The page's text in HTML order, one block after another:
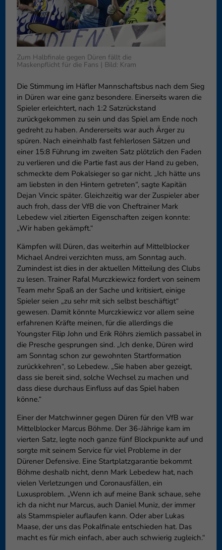
Zum Halbfinale gegen Düren fällt die
Maskenpflicht für die Fans | Bild: Kram
Die Stimmung im Häfler Mannschaftsbus nach dem Sieg
in Düren war eine ganz besondere. Einerseits waren die
Spieler erleichtert, nach 1:2 Satzrückstand
zurückgekommen zu sein und das Spiel am Ende noch
gedreht zu haben. Andererseits war auch Ärger zu
spüren. Nach eineinhalb fast fehlerlosen Sätzen und
einer 15:8 Führung im zweiten Satz plötzlich den Faden
zu verlieren und die Partie fast aus der Hand zu geben,
schmeckte dem Pokalsieger so gar nicht. „Ich hätte uns
am liebsten in den Hintern getreten“, sagte Kapitän
Dejan Vincic später. Gleichzeitig war der Zuspieler aber
auch froh, dass der VfB die von Cheftrainer Mark
Lebedew viel zitierten Eigenschaften zeigen konnte:
„Wir haben gekämpft.“
Kämpfen will Düren, das weiterhin auf Mittelblocker
Michael Andrei verzichten muss, am Sonntag auch.
Zumindest ist dies in der aktuellen Mitteilung des Clubs
zu lesen. Trainer Rafal Murczkiewicz fordert von seinem
Team mehr Spaß an der Sache und kritisiert, einige
Spieler seien „zu sehr mit sich selbst beschäftigt“
gewesen. Damit könnte Murczkiewicz vor allem seine
erfahrenen Kräfte meinen, für die allerdings die
Youngster Filip John und Erik Röhrs ziemlich passabel in
die Presche gesprungen sind. „Ich denke, Düren wird
am Sonntag schon zur gewohnten Startformation
zurückkehren“, so Lebedew. „Sie haben aber gezeigt,
dass sie bereit sind, solche Wechsel zu machen und
dass diese durchaus Einfluss auf das Spiel haben
könne.“
Einer der Matchwinner gegen Düren für den VfB war
Mittelblocker Marcus Böhme. Der 36-Jährige kam im
vierten Satz, legte noch ganze fünf Blockpunkte auf und
sorgte mit seinem Service für viel Probleme in der
Dürener Defensive. Eine Startplatzgarantie bekommt
Böhme deshalb nicht, denn Mark Lebedew hat, nach
vielen Verletzungen und Coronausfällen, ein
Luxusproblem. „Wenn ich auf meine Bank schaue, sehe
ich da nicht nur Marcus, auch Daniel Muniz, der immer
als Stammspieler auflaufen kann. Oder aber Lukas
Maase, der uns das Pokalfinale entschieden hat. Das
macht es für mich einfach, aber auch schwierig zugleich.“
können Ihre Einwilligung zu ganzen Kategorien geben oder sich
weitere Informationen anzeigen lassen und so nur bestimmte
Cookies auswählen.
Speichern Nur essenzielle Cookies akzeptieren
Zurück
Datenschutzeinstellungen
Essenziell (1)
Essenzielle Cookies ermöglichen grundlegende Funktionen und sind für
die einwandfreie Funktion der Website erforderlich.
Cookie-Informationen anzeigen
Externe Medien (6)
Inhalte von Videoplattformen und Social-Media-Plattformen werden
standardmäßig blockiert. Wenn Cookies von externen Medien akzeptiert
werden, bedarf der Zugriff auf diese Inhalte keiner manuellen
Einwilligung mehr.
Cookie-Informationen anzeigen
Datenschutzerklärung Impressum